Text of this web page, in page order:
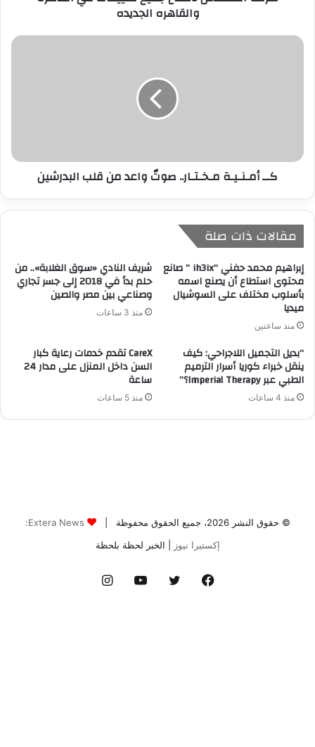
© حقوق النشر 2026، جميع الحقوق محفوظة |
Extera News:
إكستيرا نيوز
| الخبر لحظة بلحظة
فيسبوك تويتر يوتيوب